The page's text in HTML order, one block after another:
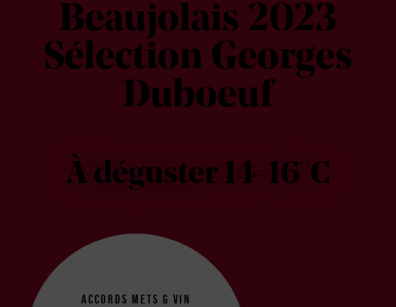
Beaujolais 2023
Sélection Georges
Duboeuf
À déguster 14-16°C
ACCORDS METS & VIN